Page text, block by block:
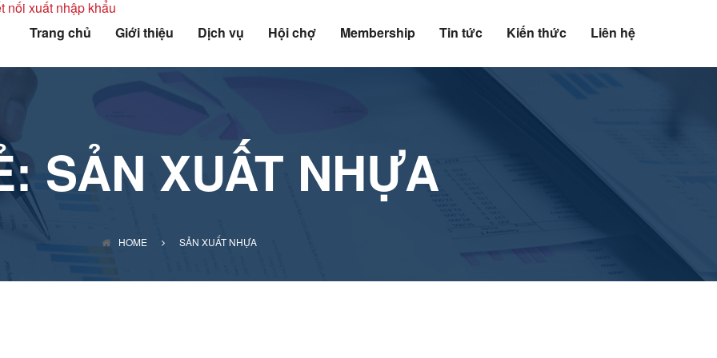
Trang chủ Giới thiệu Dịch vụ Hội chợ Membership Tin tức Kiến thức Liên hệ
SẢN XUẤT NHỰA
HOME SẢN XUẤT NHỰA